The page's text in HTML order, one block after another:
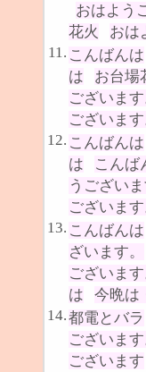
おはよう
花火
おは
11. こんばんは
は
お台場
ございます
ございます
12. こんばんは
は
こんば
うござい
ございます
13. こんばんは
ざいます。
ございます
は
今晩は
14.都電とバラ
ございます
ございます